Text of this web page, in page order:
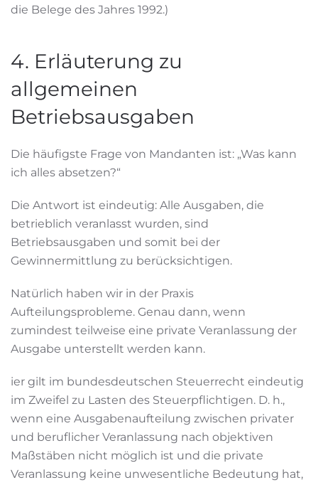
die Belege des Jahres 1992.)
4. Erläuterung zu
allgemeinen
Betriebsausgaben
Die häufigste Frage von Mandanten ist: „Was kann
ich alles absetzen?“
Die Antwort ist eindeutig: Alle Ausgaben, die
betrieblich veranlasst wurden, sind
Betriebsausgaben und somit bei der
Gewinnermittlung zu berücksichtigen.
Natürlich haben wir in der Praxis
Aufteilungsprobleme. Genau dann, wenn
zumindest teilweise eine private Veranlassung der
Ausgabe unterstellt werden kann.
ier gilt im bundesdeutschen Steuerrecht eindeutig
im Zweifel zu Lasten des Steuerpflichtigen. D. h.,
wenn eine Ausgabenaufteilung zwischen privater
und beruflicher Veranlassung nach objektiven
Maßstäben nicht möglich ist und die private
Veranlassung keine unwesentliche Bedeutung hat,